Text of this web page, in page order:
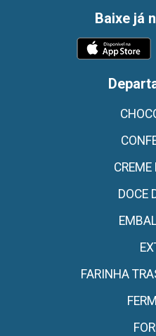
Baixe já
CREME
DOCE
FARINHA